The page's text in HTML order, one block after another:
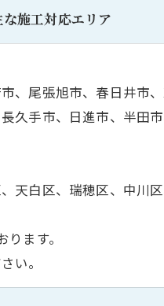
な施工対応エリア
、尾張旭市、春日井市
久手市、日進市、半田
天白区、瑞穂区、中川
ます。
い。